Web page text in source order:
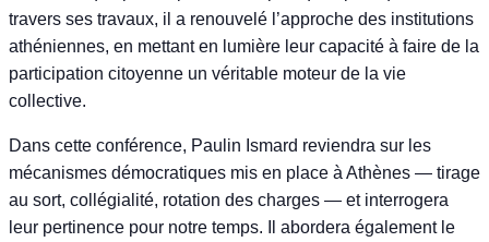
travers ses travaux, il a renouvelé l’approche des institutions
athéniennes, en mettant en lumière leur capacité à faire de la
participation citoyenne un véritable moteur de la vie
collective.
Dans cette conférence, Paulin Ismard reviendra sur les
mécanismes démocratiques mis en place à Athènes — tirage
au sort, collégialité, rotation des charges — et interrogera
leur pertinence pour notre temps. Il abordera également le